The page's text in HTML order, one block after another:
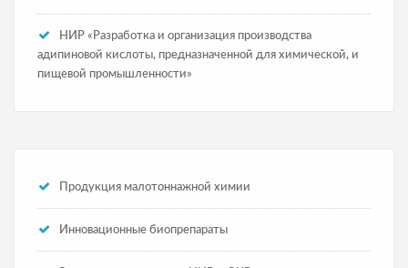
НИР «Разработка и организация производства
адипиновой кислоты, предназначенной для химической, и
пищевой промышленности»
Продукция малотоннажной химии
Инновационные биопрепараты